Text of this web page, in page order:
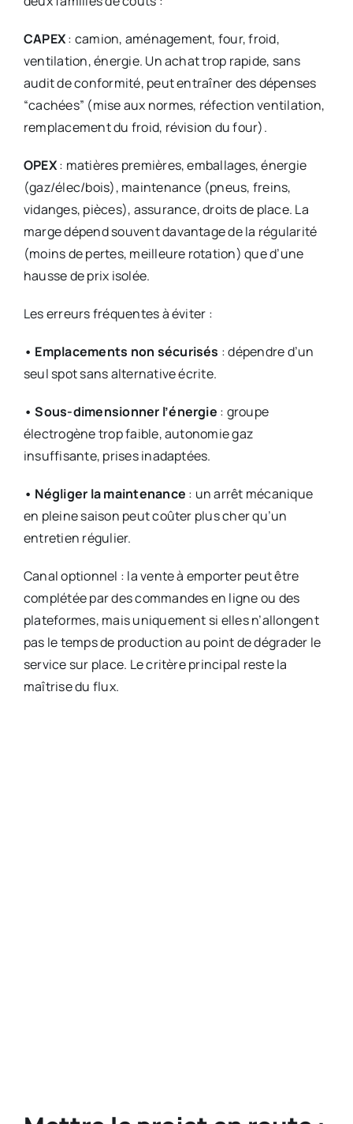
CAPEX: camion, aménagement, four, froid,
ventilation, énergie. Un achat trop rapide, sans
audit de conformité, peut entraîner des dépenses
“cachées” (mise aux normes, réfection ventilation,
remplacement du froid, révision du four).
OPEX: matières premières, emballages, énergie
(gaz/élec/bois), maintenance (pneus, freins,
vidanges, pièces), assurance, droits de place. La
marge dépend souvent davantage de la régularité
(moins de pertes, meilleure rotation) que d’une
hausse de prix isolée.
Les erreurs fréquentes à éviter :
• Emplacements non sécurisés : dépendre d’un
seul spot sans alternative écrite.
• Sous-dimensionner l’énergie : groupe
électrogène trop faible, autonomie gaz
insuffisante, prises inadaptées.
• Négliger la maintenance : un arrêt mécanique
en pleine saison peut coûter plus cher qu’un
entretien régulier.
Canal optionnel : la vente à emporter peut être
complétée par des commandes en ligne ou des
plateformes, mais uniquement si elles n’allongent
pas le temps de production au point de dégrader le
service sur place. Le critère principal reste la
maîtrise du flux.